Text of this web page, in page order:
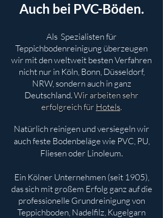
Auch bei PVC-Böden.
Als Spezialisten für
Teppichbodenreinigung überzeugen
wir mit den weltweit besten Verfahren
nicht nur in Köln, Bonn, Düsseldorf,
NRW, sondern auch in ganz
Deutschland.Wir arbeiten sehr
erfolgreich fürHotels.
Natürlich reinigen und versiegeln wir
auch feste Bodenbeläge wie PVC, PU,
Fliesen oder Linoleum.
Ein Kölner Unternehmen (seit 1905),
das sich mit großem Erfolg ganz auf die
professionelle Grundreinigung von
Teppichboden, Nadelfilz, Kugelgarn